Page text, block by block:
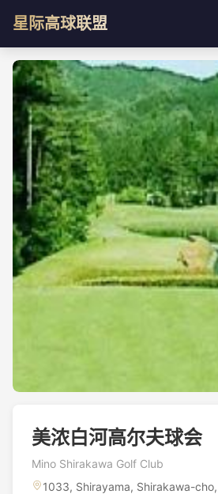
星际高球联盟
美浓白河高尔夫球会
Mino Shirakawa Golf Club
1033, Shirayama, Shirakawa-